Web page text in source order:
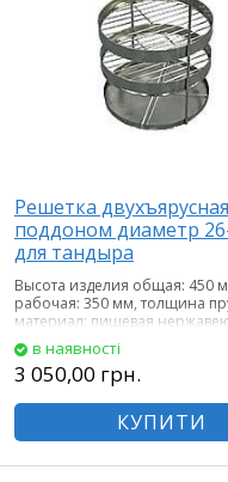
Решетка
поддоном диаметр
для тандыра
Высота изделия общая: 450
рабочая: 350 мм, толщина
материал: пищевая
в наявності
3 050,00 грн.
КУПИТИ